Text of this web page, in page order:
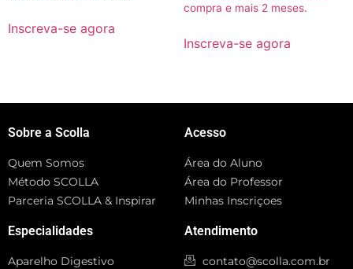
Inscreva-se agora
compra e mais 2 meses.
Inscreva-se agora
Sobre a Scolla
Quem Somos
Método SCOLLA
Parceria SCOLLA & Inspirar
Especialidades
Aparelho Digestivo
Acesso
Área do Aluno
Área do Professor
Minhas Inscriçoes
Atendimento
contato@scolla.com.br